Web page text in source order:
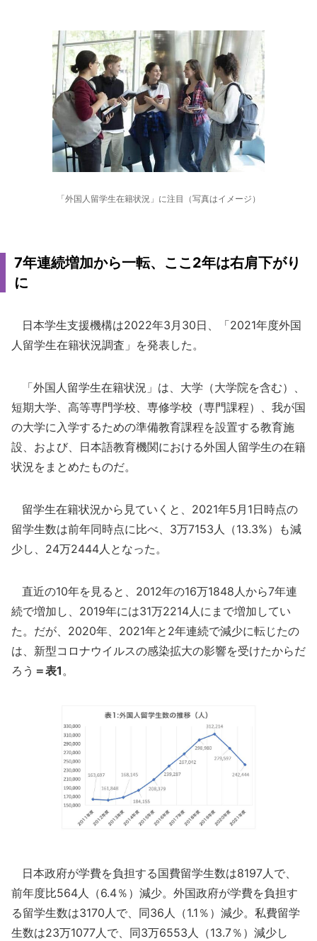
「外国人留学生在籍状況」に注目（写真はイメージ）
7年連続増加から一転、ここ2年は右肩下がり
に
日本学生支援機構は2022年3月30日、「2021年度外国
人留学生在籍状況調査」を発表した。
「外国人留学生在籍状況」は、大学（大学院を含む）、
短期大学、高等専門学校、専修学校（専門課程）、我が国
の大学に入学するための準備教育課程を設置する教育施
設、および、日本語教育機関における外国人留学生の在籍
状況をまとめたものだ。
留学生在籍状況から見ていくと、2021年5月1日時点の
留学生数は前年同時点に比べ、3万7153人（13.3%）も減
少し、24万2444人となった。
直近の10年を見ると、2012年の16万1848人から7年連
続で増加し、2019年には31万2214人にまで増加してい
た。だが、2020年、2021年と2年連続で減少に転じたの
は、新型コロナウイルスの感染拡大の影響を受けたからだ
ろう ＝表1。
日本政府が学費を負担する国費留学生数は8197人で、
前年度比564人（6.4％）減少。外国政府が学費を負担す
る留学生数は3170人で、同36人（1.1％）減少。私費留学
生数は23万1077人で、同3万6553人（13.7％）減少し